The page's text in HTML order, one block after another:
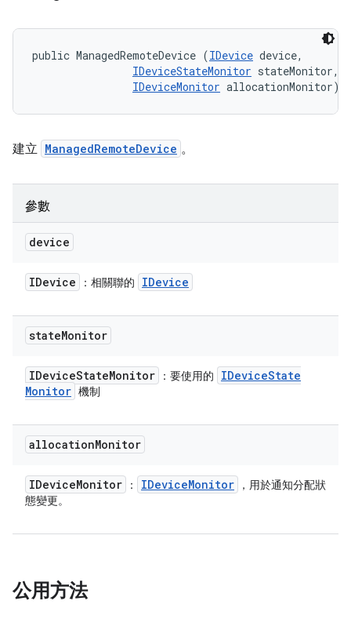
public ManagedRemoteDevice (IDevice device,
IDeviceStateMonitor stateMonitor,
IDeviceMonitor allocationMonitor)
建立 ManagedRemoteDevice 。
參數
device
IDevice ：相關聯的 IDevice
stateMonitor
IDeviceStateMonitor ：要使用的 IDeviceState
Monitor 機制
allocationMonitor
IDeviceMonitor ： IDeviceMonitor
，用於通知分配狀
態變更。
公用方法